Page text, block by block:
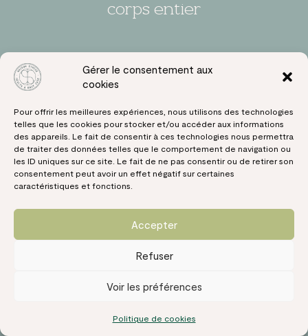
Gérer le consentement aux
cookies
Pour offrir les meilleures expériences, nous utilisons des technologies
telles que les cookies pour stocker et/ou accéder aux informations
des appareils. Le fait de consentir à ces technologies nous permettra
de traiter des données telles que le comportement de navigation ou
les ID uniques sur ce site. Le fait de ne pas consentir ou de retirer son
consentement peut avoir un effet négatif sur certaines
caractéristiques et fonctions.
Accepter
Refuser
Voir les préférences
Politique de cookies
corps entier
Cryothérapie et Sport : Une
Récupération Optimale
La cryothérapie corps entier est largement
utilisée par lessportifsprofessionnels et
amateurs pour améliorer leurs performances et
réduire les délais de récupération. ChezMaison
à Annecy, nous vous offrons un cadre
sécurisé et professionnel pour optimiser vos
séances de cryothérapie après l’effort
Les bienfaits pour les sportifs :